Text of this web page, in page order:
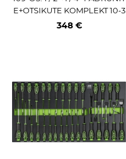
E+OTSIKUTE KOMPLEKT 10-3
6MM. PU-PANEELIS JBM
348 €